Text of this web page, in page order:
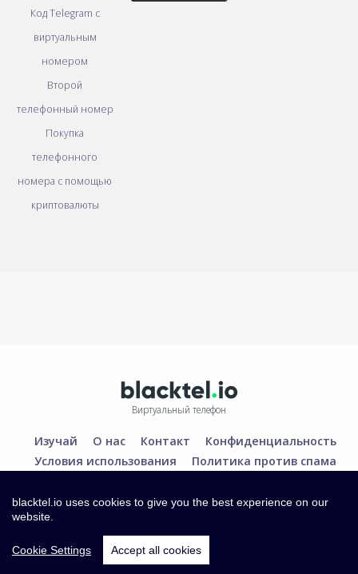
Код Telegram с
виртуальным
номером
Второй
телефонный номер
Покупка
телефонного
номера с помощью
криптовалюты
Виртуальный телефон
Изучай О нас Контакт
Конфиденциальность
Условия использования
Политика против спама
blacktel.io uses cookies to give you the best experience on our
website.
Cookie Settings Accept all cookies